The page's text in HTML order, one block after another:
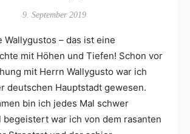
9. September 2019
Wallygustos – das ist eine
mit Höhen und Tiefen! Schon vor
mit Herrn Wallygusto war ich
deutschen Hauptstadt gewesen.
bin ich jedes Mal schwer
begeistert war ich von dem rasanten